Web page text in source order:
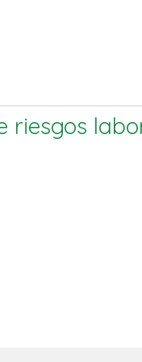
riesgos